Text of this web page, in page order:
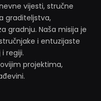
vijesti, stručne
graditeljstva,
gradnju. Naša misija je
i entuzijaste
regiji.
projektima,